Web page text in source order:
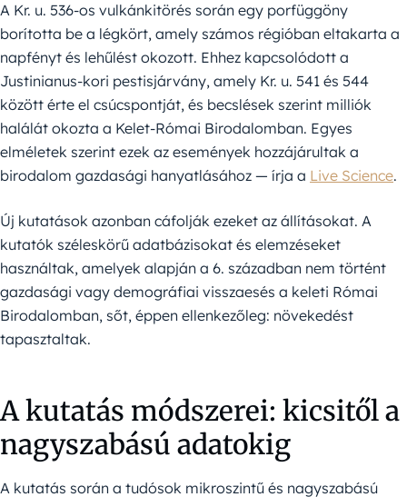
A Kr. u. 536-os vulkánkitörés során egy porfüggöny
borította be a légkört, amely számos régióban eltakarta a
napfényt és lehűlést okozott. Ehhez kapcsolódott a
Justinianus-kori pestisjárvány, amely Kr. u. 541 és 544
között érte el csúcspontját, és becslések szerint milliók
halálát okozta a Kelet-Római Birodalomban. Egyes
elméletek szerint ezek az események hozzájárultak a
birodalom gazdasági hanyatlásához — írja a Live Science.
Új kutatások azonban cáfolják ezeket az állításokat. A
kutatók széleskörű adatbázisokat és elemzéseket
használtak, amelyek alapján a 6. században nem történt
gazdasági vagy demográfiai visszaesés a keleti Római
Birodalomban, sőt, éppen ellenkezőleg: növekedést
tapasztaltak.
A kutatás módszerei: kicsitől a
nagyszabású adatokig
A kutatás során a tudósok mikroszintű és nagyszabású